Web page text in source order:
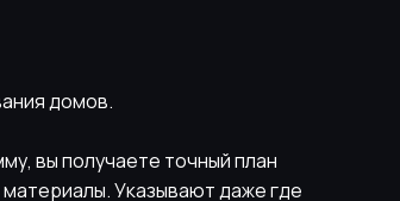
домов.
вы получаете точный план
Указывают даже где